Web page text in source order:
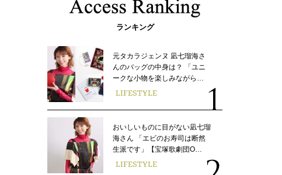
ランキング
元タカラジェンヌ 凪七瑠海さ
んのバッグの中身は？ 「ユニ
ークな小物を楽しみながら…
LIFESTYLE
おいしいものに目がない凪七瑠
海さん 「エビのお寿司は断然
生派です」【宝塚歌劇団O…
LIFESTYLE